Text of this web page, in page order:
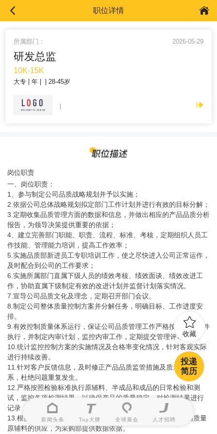
职位详情
所属部门： 2026-05-29
研发总监
10K-15K
大专 年 28-45岁
岗位职责
一、岗位职责：
1、参与制定公司品质战略规划并予以实施；
2.依据公司总体战略规划拟定部门工作计划并进行有效的目标分解；
3.定期收集品质管理方面的数据和信息，并做出相应的产品品质分析
报告，为领导决策提供重要的依据；
4、建立完善部门职能、职责、流程、标准、考核，定期组织人员工
作技能、管理能力培训，提高工作效率；
5.实施品质部新进员工专职培训工作，使之尽快进入公司正常运作，
及时配合到公司的工作要求；
6.实施所属部门直属下级人员的绩效考核、绩效面谈、绩效改进工
作，协助直属下级制定有效的改进计划并监督计划落实情况。
7.宣导公司品质文化及理念，定期召开部门会议。
8.制定公司整体质量控制方案并分解任务，明确目标、工作进度安
排。
9.有效控制质量体系运行，保证公司品质管理工作严格按照程序文件
执行，并制定内审计划，监控内审工作，定期提交管理评审报告。
10.统计监控控制方案的实施情况及合格率变化情况，针对客观实际
进行持续改善。
11.针对客户反馈信息，及时修正产品品质监管措施及质量管理体
系，杜绝问题重复发生。
12.严格按照检验标准执行原辅料、半成品和成品的日常检验和测
试，监控各项检测结果，以确保产品的质量稳定。对检测结果进行
记录，并分析故障原因，提出改进措施。
13.根据原辅料质量标准，评估供应商质量管理能力，以确保高质量
原辅料的供应，为采购部提供数据依据。
新闻头条 Top大牌 全球展会 人才招聘
收藏
投递
简历